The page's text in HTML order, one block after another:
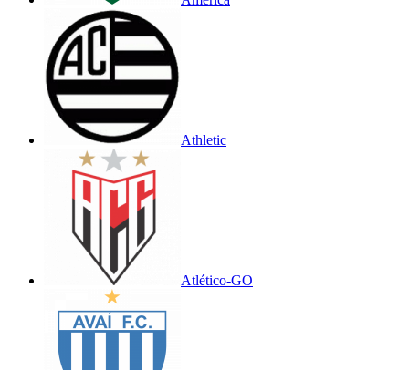
Athletic
Atlético-GO